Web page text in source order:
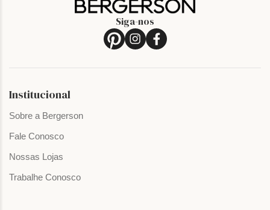
Siga-nos
Institucional
Sobre a Bergerson
Fale Conosco
Nossas Lojas
Trabalhe Conosco